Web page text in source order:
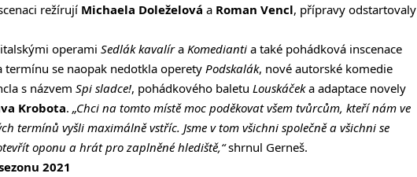
režírují Michaela Doleželová a Roman Vencl, přípravy odstartovaly
operami Sedlák kavalíra Komedianti a také pohádková inscenace
termínu se naopak nedotkla operety Podskalák, nové autorské komedie
s názvem Spi sladce!, pohádkového baletu Louskáčeka adaptace novely
Krobota. „Chci na tomto místě moc poděkovat všem tvůrcům, kteří nám ve
termínů vyšli maximálně vstříc. Jsme v tom všichni společně a všichni se
oponu a hrát pro zaplněné hlediště,“shrnul Gerneš.
2021